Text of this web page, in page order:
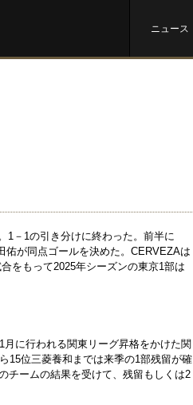
ニュース
1－1の引き分けに終わった。前半に
が同点ゴールを決めた。CERVEZAは
をもって2025年シーズンの東京1部は
に行われる関東リーグ昇格をかけた関
15位三菱養和までは来季の1部残留が確
チームの結果を受けて、残留もしくは2